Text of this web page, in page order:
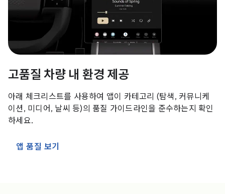
고품질 차량 내 환경 제공
아래 체크리스트를 사용하여 앱이 카테고리 (탐색, 커뮤니케
이션, 미디어, 날씨 등)의 품질 가이드라인을 준수하는지 확인
하세요.
앱 품질 보기